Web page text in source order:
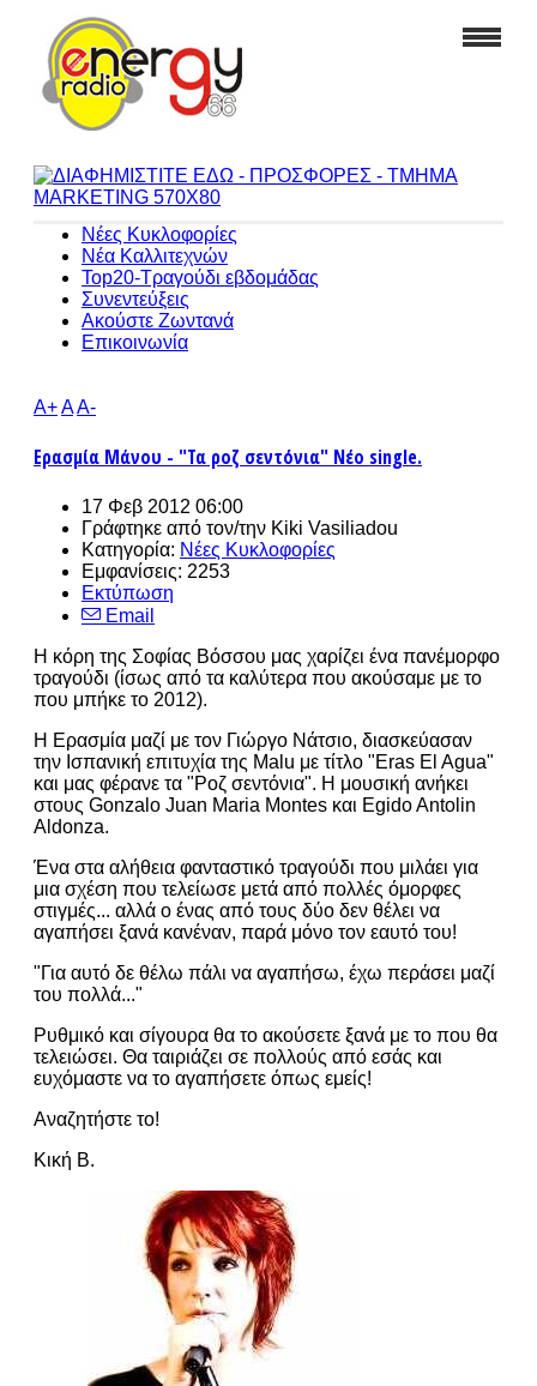
Νέες Κυκλοφορίες
Νέα Καλλιτεχνών
Top20-Τραγούδι εβδομάδας
Συνεντεύξεις
Ακούστε Ζωντανά
Επικοινωνία
A+AA-
Ερασμία Μάνου - "Τα ροζ σεντόνια" Νέο single.
17 Φεβ 2012 06:00
Γράφτηκε από τον/την Kiki Vasiliadou
Κατηγορία: Νέες Κυκλοφορίες
Εμφανίσεις: 2253
Εκτύπωση
Email
Η κόρη της Σοφίας Βόσσου μας χαρίζει ένα πανέμορφο
τραγούδι (ίσως από τα καλύτερα που ακούσαμε με το
που μπήκε το 2012).
Η Ερασμία μαζί με τον Γιώργο Νάτσιο, διασκεύασαν
την Ισπανική επιτυχία της Malu με τίτλο "Eras El Agua"
και μας φέρανε τα "Ροζ σεντόνια". Η μουσική ανήκει
στους Gonzalo Juan Maria Montes και Egido Antolin
Aldonza.
Ένα στα αλήθεια φανταστικό τραγούδι που μιλάει για
μια σχέση που τελείωσε μετά από πολλές όμορφες
στιγμές... αλλά ο ένας από τους δύο δεν θέλει να
αγαπήσει ξανά κανέναν, παρά μόνο τον εαυτό του!
"Για αυτό δε θέλω πάλι να αγαπήσω, έχω περάσει μαζί
του πολλά..."
Ρυθμικό και σίγουρα θα το ακούσετε ξανά με το που θα
τελειώσει. Θα ταιριάζει σε πολλούς από εσάς και
ευχόμαστε να το αγαπήσετε όπως εμείς!
Αναζητήστε το!
Κική Β.